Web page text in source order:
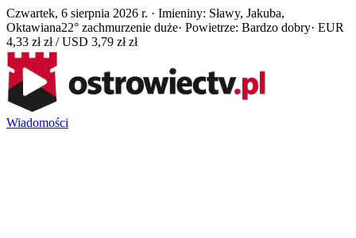
Czwartek, 6 sierpnia 2026 r. · Imieniny: Sławy, Jakuba,
Oktawiana22° zachmurzenie duże· Powietrze: Bardzo dobry· EUR
4,33 zł zł / USD 3,79 zł zł
Wiadomości